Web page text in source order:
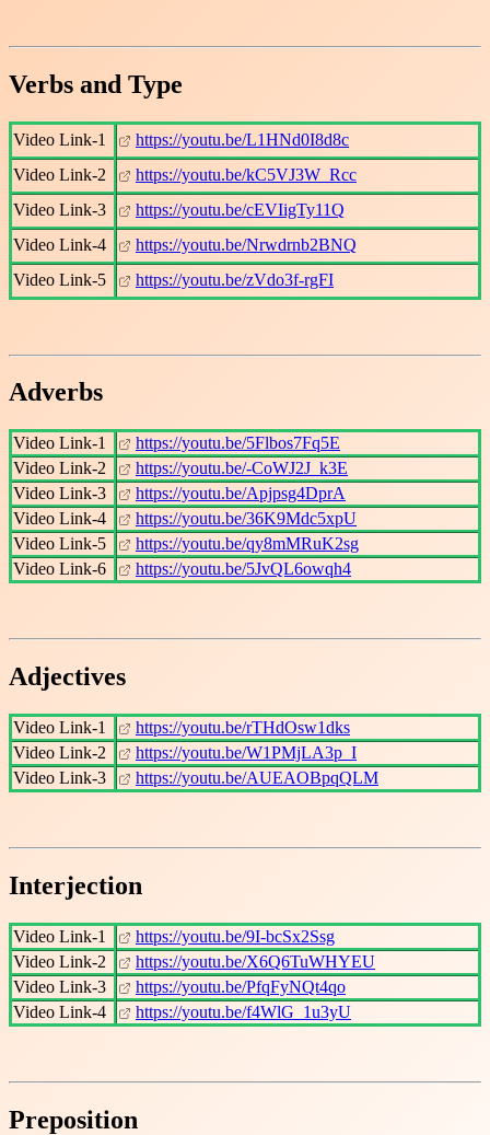
Verbs and Type
Video Link-1
https://youtu.be/L1HNd0I8d8c
Video Link-2
https://youtu.be/kC5VJ3W_Rcc
Video Link-3
https://youtu.be/cEVIigTy11Q
Video Link-4
https://youtu.be/Nrwdrnb2BNQ
Video Link-5
https://youtu.be/zVdo3f-rgFI
Adverbs
Video Link-1
https://youtu.be/5Flbos7Fq5E
Video Link-2
https://youtu.be/-CoWJ2J_k3E
Video Link-3
https://youtu.be/Apjpsg4DprA
Video Link-4
https://youtu.be/36K9Mdc5xpU
Video Link-5
https://youtu.be/qy8mMRuK2sg
Video Link-6
https://youtu.be/5JvQL6owqh4
Adjectives
Video Link-1
https://youtu.be/rTHdOsw1dks
Video Link-2
https://youtu.be/W1PMjLA3p_I
Video Link-3
https://youtu.be/AUEAOBpqQLM
Interjection
Video Link-1
https://youtu.be/9I-bcSx2Ssg
Video Link-2
https://youtu.be/X6Q6TuWHYEU
Video Link-3
https://youtu.be/PfqFyNQt4qo
Video Link-4
https://youtu.be/f4WlG_1u3yU
Preposition